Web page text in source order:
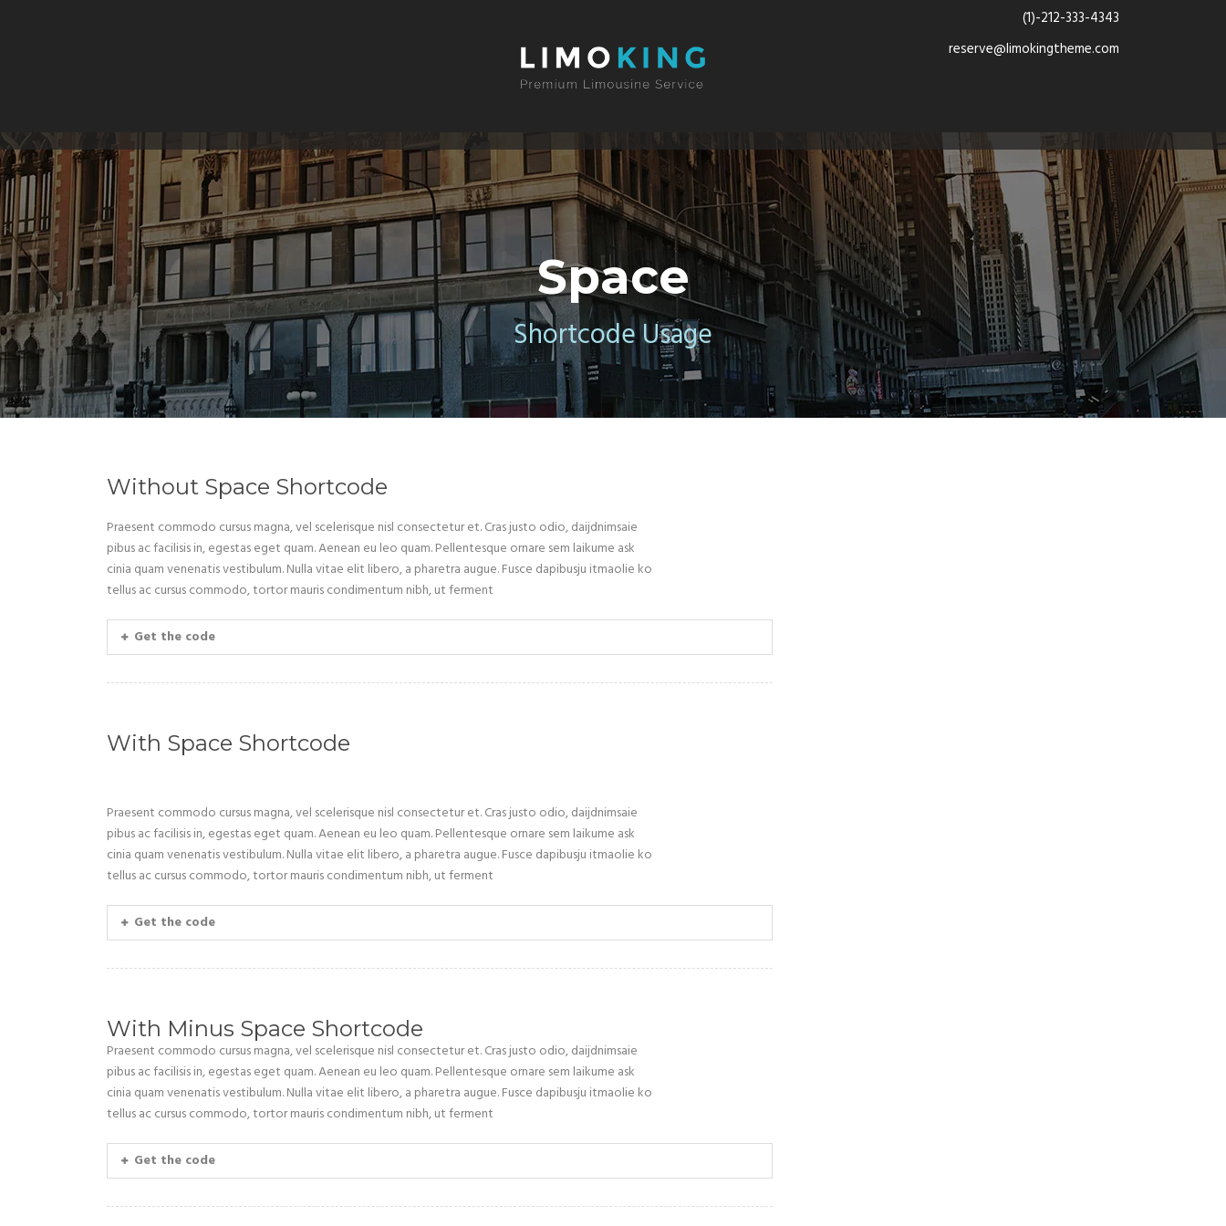
(1)-212-333-4343
reserve@limokingtheme.com
Space
Shortcode Usage
Without Space Shortcode
Praesent commodo cursus magna, vel scelerisque nisl consectetur et. Cras justo odio, daijdnimsaie
pibus ac facilisis in, egestas eget quam. Aenean eu leo quam. Pellentesque ornare sem laikume ask
cinia quam venenatis vestibulum. Nulla vitae elit libero, a pharetra augue. Fusce dapibusju itmaolie ko
tellus ac cursus commodo, tortor mauris condimentum nibh, ut ferment
Get the code
With Space Shortcode
Praesent commodo cursus magna, vel scelerisque nisl consectetur et. Cras justo odio, daijdnimsaie
pibus ac facilisis in, egestas eget quam. Aenean eu leo quam. Pellentesque ornare sem laikume ask
cinia quam venenatis vestibulum. Nulla vitae elit libero, a pharetra augue. Fusce dapibusju itmaolie ko
tellus ac cursus commodo, tortor mauris condimentum nibh, ut ferment
Get the code
With Minus Space Shortcode
Praesent commodo cursus magna, vel scelerisque nisl consectetur et. Cras justo odio, daijdnimsaie
pibus ac facilisis in, egestas eget quam. Aenean eu leo quam. Pellentesque ornare sem laikume ask
cinia quam venenatis vestibulum. Nulla vitae elit libero, a pharetra augue. Fusce dapibusju itmaolie ko
tellus ac cursus commodo, tortor mauris condimentum nibh, ut ferment
Get the code